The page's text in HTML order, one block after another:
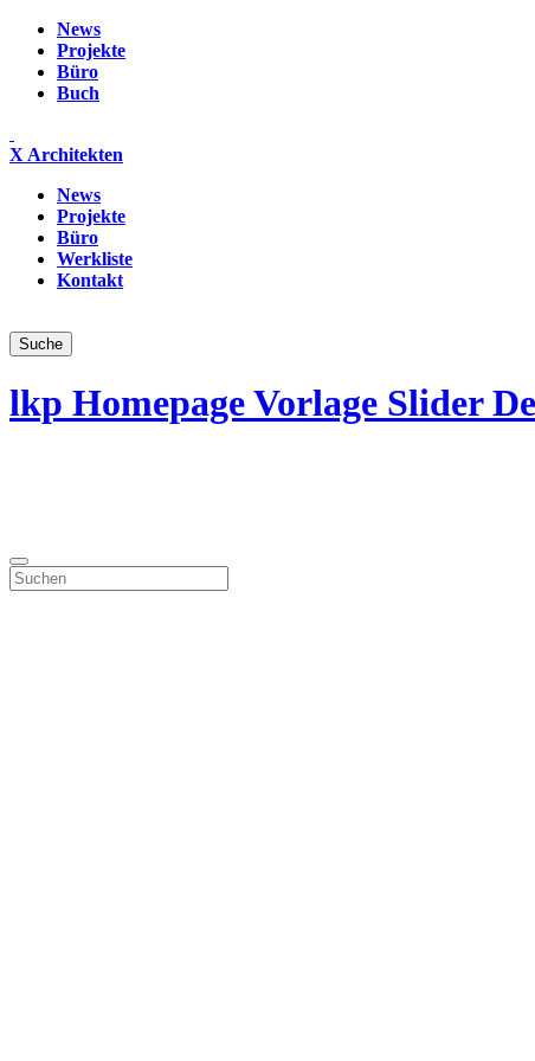
News
Projekte
Büro
Buch
X Architekten
News
Projekte
Büro
Werkliste
Kontakt
lkp Homepage Vorlage Slider